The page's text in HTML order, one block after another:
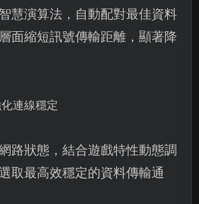
慧演算法，自動配對最佳資料
面縮短訊號傳輸距離，顯著降
連線穩定
路狀態，結合遊戲特性動態調
取最高效穩定的資料傳輸通